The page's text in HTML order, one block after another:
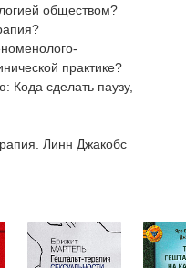
обществом?
практике?
Кода сделать паузу,
Линн Джакобс